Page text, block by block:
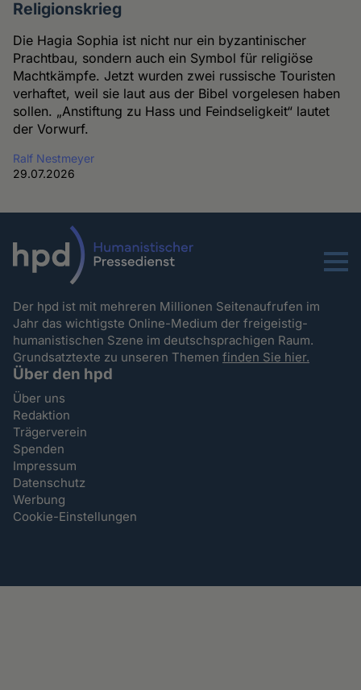
Religionskrieg
Die Hagia Sophia ist nicht nur ein byzantinischer
Prachtbau, sondern auch ein Symbol für religiöse
Machtkämpfe. Jetzt wurden zwei russische Touristen
verhaftet, weil sie laut aus der Bibel vorgelesen haben
sollen. „Anstiftung zu Hass und Feindseligkeit“ lautet
der Vorwurf.
Ralf Nestmeyer
29.07.2026
Menu
Der hpd ist mit mehreren Millionen Seitenaufrufen im
Jahr das wichtigste Online-Medium der freigeistig-
humanistischen Szene im deutschsprachigen Raum.
Grundsatztexte zu unseren Themenfinden Sie hier.
Über den hpd
Über uns
Redaktion
Trägerverein
Spenden
Impressum
Datenschutz
Werbung
Cookie-Einstellungen